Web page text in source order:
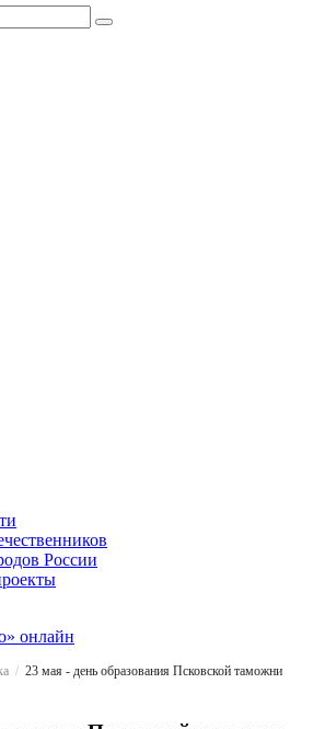
России
онлайн
23 мая - день образования Псковской таможни